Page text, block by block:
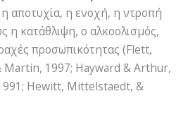
αποτυχία, η ενοχή, η ντροπή
η κατάθλιψη, ο αλκοολισμός,
προσωπικότητας (Flett,
1997; Hayward & Arthur,
Hewitt, Mittelstaedt, &